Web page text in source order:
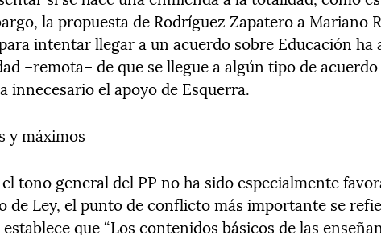
la propuesta de Rodríguez Zapatero a Mariano
intentar llegar a un acuerdo sobre Educación ha
–remota– de que se llegue a algún tipo de
innecesario el apoyo de Esquerra.
y máximos
tono general del PP no ha sido especialmente
de Ley, el punto de conflicto más importante se
establece que “Los contenidos básicos de las